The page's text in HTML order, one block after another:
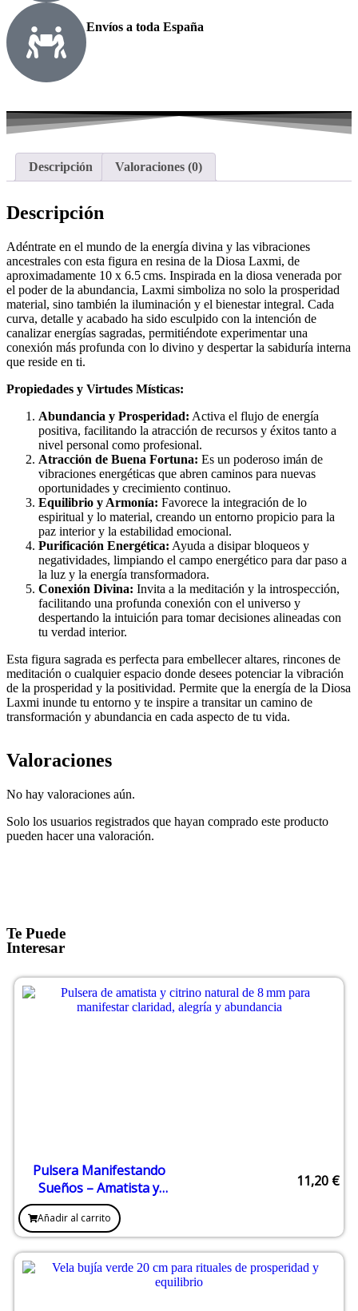
Envíos a toda España
Descripción Valoraciones (0)
Descripción
Adéntrate en el mundo de la energía divina y las vibraciones
ancestrales con esta figura en resina de la Diosa Laxmi, de
aproximadamente 10 x 6.5 cms. Inspirada en la diosa venerada por
el poder de la abundancia, Laxmi simboliza no solo la prosperidad
material, sino también la iluminación y el bienestar integral. Cada
curva, detalle y acabado ha sido esculpido con la intención de
canalizar energías sagradas, permitiéndote experimentar una
conexión más profunda con lo divino y despertar la sabiduría interna
que reside en ti.
Propiedades y Virtudes Místicas:
Abundancia y Prosperidad: Activa el flujo de energía
positiva, facilitando la atracción de recursos y éxitos tanto a
nivel personal como profesional.
Atracción de Buena Fortuna: Es un poderoso imán de
vibraciones energéticas que abren caminos para nuevas
oportunidades y crecimiento continuo.
Equilibrio y Armonía: Favorece la integración de lo
espiritual y lo material, creando un entorno propicio para la
paz interior y la estabilidad emocional.
Purificación Energética: Ayuda a disipar bloqueos y
negatividades, limpiando el campo energético para dar paso a
la luz y la energía transformadora.
Conexión Divina: Invita a la meditación y la introspección,
facilitando una profunda conexión con el universo y
despertando la intuición para tomar decisiones alineadas con
tu verdad interior.
Esta figura sagrada es perfecta para embellecer altares, rincones de
meditación o cualquier espacio donde desees potenciar la vibración
de la prosperidad y la positividad. Permite que la energía de la Diosa
Laxmi inunde tu entorno y te inspire a transitar un camino de
transformación y abundancia en cada aspecto de tu vida.
Valoraciones
No hay valoraciones aún.
Solo los usuarios registrados que hayan comprado este producto
pueden hacer una valoración.
Te Puede
Interesar
Pulsera Manifestando
Sueños – Amatista y
Citrino 8 mm
11,20 €
Añadir al carrito